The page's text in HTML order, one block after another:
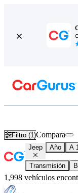
Filtro (1)Compara
Jeep Año A
Transmisión
1,998 vehículos